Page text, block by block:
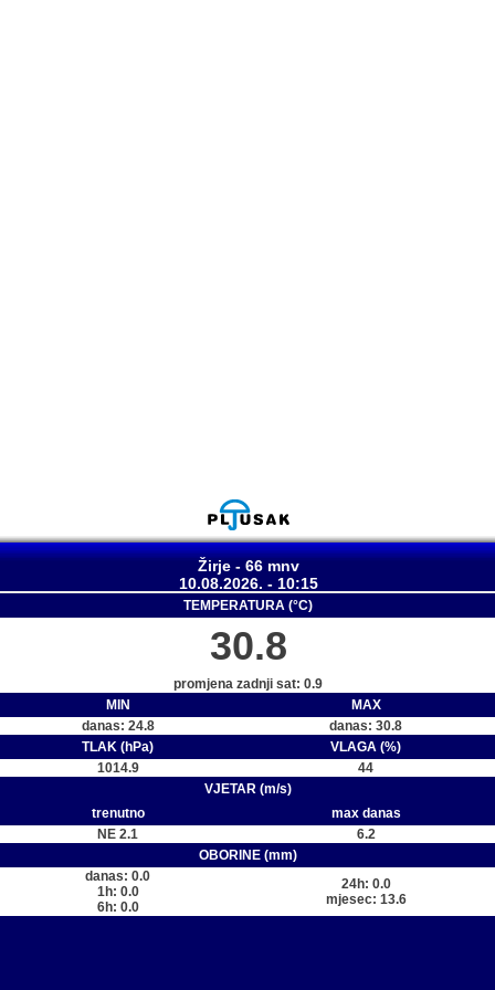
Žirje - 66 mnv
10.08.2026. - 10:15
TEMPERATURA (°C)
30.8
promjena zadnji sat: 0.9
MIN
MAX
danas: 24.8
danas: 30.8
TLAK (hPa)
VLAGA (%)
1014.9
44
VJETAR (m/s)
trenutno
max danas
NE 2.1
6.2
OBORINE (mm)
danas: 0.0
1h: 0.0
6h: 0.0
24h: 0.0
mjesec: 13.6